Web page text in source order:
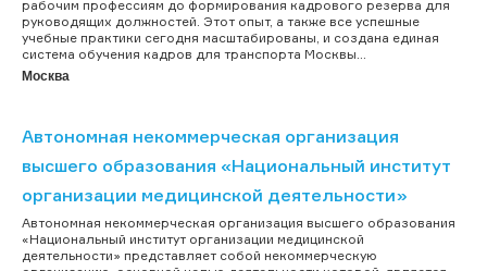
рабочим профессиям до формирования кадрового резерва для
руководящих должностей. Этот опыт, а также все успешные
учебные практики сегодня масштабированы, и создана единая
система обучения кадров для транспорта Москвы...
Москва
Автономная некоммерческая организация
высшего образования «Национальный институт
организации медицинской деятельности»
Автономная некоммерческая организация высшего образования
«Национальный институт организации медицинской
деятельности» представляет собой некоммерческую